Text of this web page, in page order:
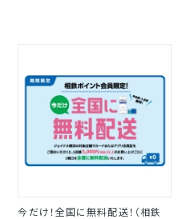
今だけ！全国に無料配送！（相鉄